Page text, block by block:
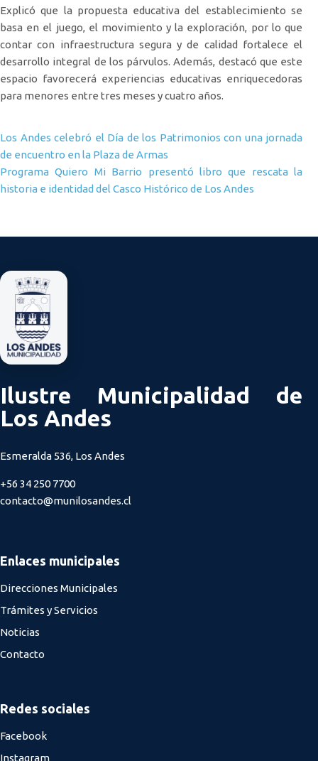
Explicó que la propuesta educativa del establecimiento se
basa en el juego, el movimiento y la exploración, por lo que
contar con infraestructura segura y de calidad fortalece el
desarrollo integral de los párvulos. Además, destacó que este
espacio favorecerá experiencias educativas enriquecedoras
para menores entre tres meses y cuatro años.
Navegación de entradas
Los Andes celebró el Día de los Patrimonios con una jornada
de encuentro en la Plaza de Armas
Programa Quiero Mi Barrio presentó libro que rescata la
historia e identidad del Casco Histórico de Los Andes
Ilustre Municipalidad de
Los Andes
Esmeralda 536, Los Andes
+56 34 250 7700
contacto@munilosandes.cl
Enlaces municipales
Direcciones Municipales
Trámites y Servicios
Noticias
Contacto
Redes sociales
Facebook
Instagram